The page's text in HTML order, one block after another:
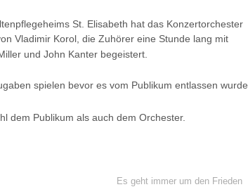
St. Elisabeth hat das Konzertorchester
Vladimir Korol, die Zuhörer eine Stunde lang mit
und John Kanter begeistert.
spielen bevor es vom Publikum entlassen wurde.
dem Publikum als auch dem Orchester.
Es geht immer um den Frieden